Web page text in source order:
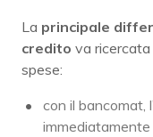
La principale
credito va
spese:
con il bancomat,